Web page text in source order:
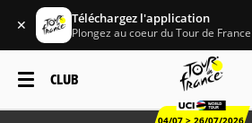
✕ Téléchargez l'application
Plongez au coeur du Tour de France
CLUB
04/07 > 26/07/2026